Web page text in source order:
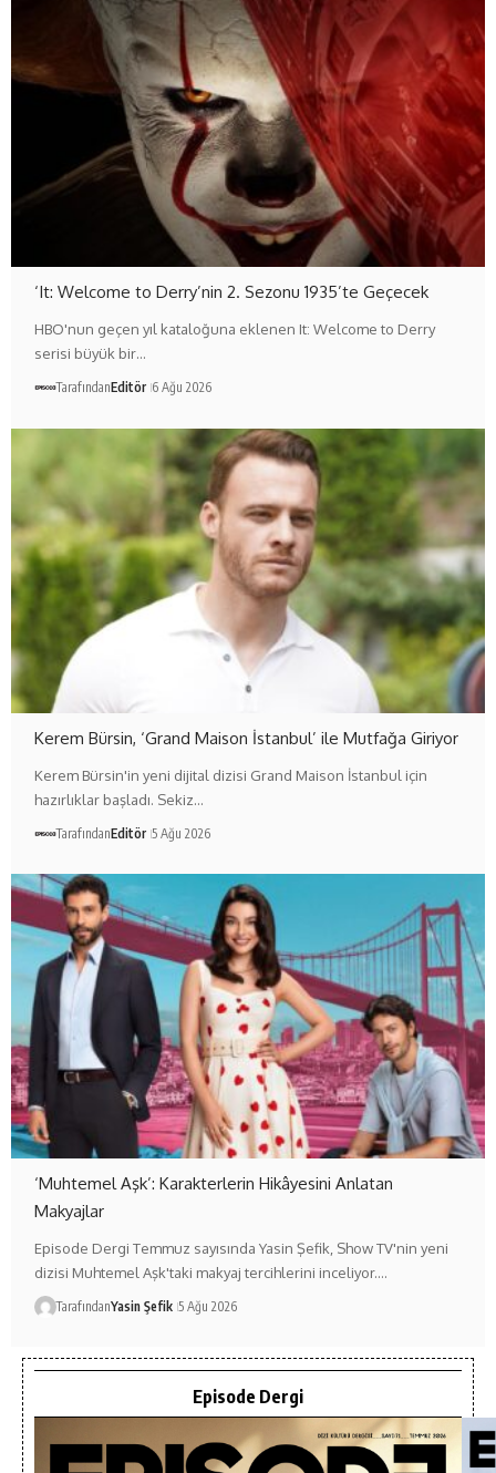
‘It: Welcome to Derry’nin 2. Sezonu 1935’te Geçecek
HBO'nun geçen yıl kataloğuna eklenen It: Welcome to Derry
serisi büyük bir…
TarafındanEditör 6 Ağu 2026
Kerem Bürsin, ‘Grand Maison İstanbul’ ile Mutfağa Giriyor
Kerem Bürsin'in yeni dijital dizisi Grand Maison İstanbul için
hazırlıklar başladı. Sekiz…
TarafındanEditör 5 Ağu 2026
‘Muhtemel Aşk’: Karakterlerin Hikâyesini Anlatan
Makyajlar
Episode Dergi Temmuz sayısında Yasin Şefik, Show TV'nin yeni
dizisi Muhtemel Aşk'taki makyaj tercihlerini inceliyor.…
TarafındanYasin Şefik 5 Ağu 2026
Episode Dergi